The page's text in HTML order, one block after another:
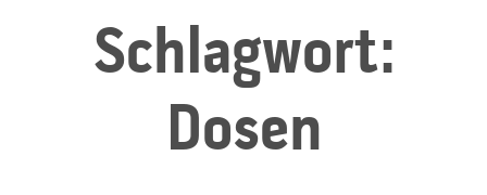
Schlagwort:
Dosen